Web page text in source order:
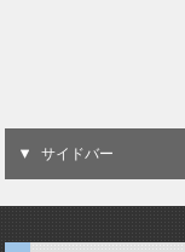
サイドバー